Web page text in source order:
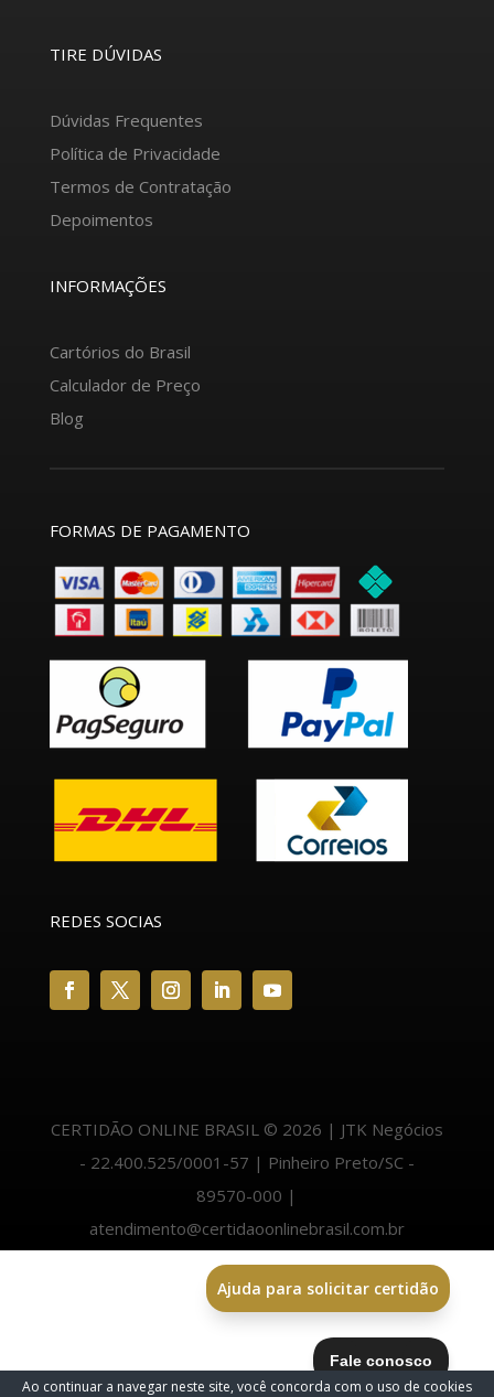
TIRE DÚVIDAS
Dúvidas Frequentes
Política de Privacidade
Termos de Contratação
Depoimentos
INFORMAÇÕES
Cartórios do Brasil
Calculador de Preço
Blog
FORMAS DE PAGAMENTO
REDES SOCIAS
CERTIDÃO ONLINE BRASIL © 2026 | JTK Negócios
- 22.400.525/0001-57 | Pinheiro Preto/SC -
89570-000 |
atendimento@certidaoonlinebrasil.com.br
Ajuda para solicitar certidão
Ao continuar a navegar neste site, você concorda com o uso de cookies